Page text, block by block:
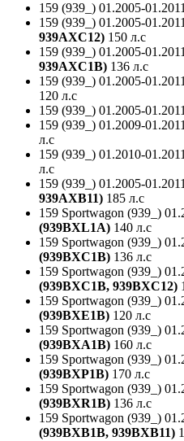
159 (939_) 01.2005-
159 (939_) 01.2005-
939AXC12) 150 л.с
159 (939_) 01.2005-
939AXC1B) 136 л.с
159 (939_) 01.2005-
120 л.с
159 (939_) 01.2005-
159 (939_) 01.2009-
л.с
159 (939_) 01.2010-
л.с
159 (939_) 01.2005-
939AXB11) 185 л.с
159 Sportwagon (939_)
(939BXL1A) 140 л.с
159 Sportwagon (939_)
(939BXC1B) 136 л.с
159 Sportwagon (939_)
(939BXC1B, 939BXC12)
159 Sportwagon (939_)
(939BXE1B) 120 л.с
159 Sportwagon (939_)
(939BXA1B) 160 л.с
159 Sportwagon (939_)
(939BXP1B) 170 л.с
159 Sportwagon (939_)
(939BXR1B) 136 л.с
159 Sportwagon (939_)
(939BXB1B, 939BXB11)